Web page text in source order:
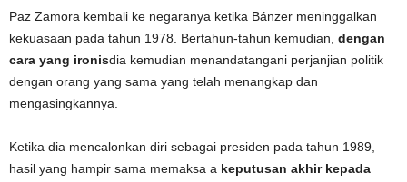
Paz Zamora kembali ke negaranya ketika Bánzer meninggalkan
kekuasaan pada tahun 1978. Bertahun-tahun kemudian, dengan
cara yang ironisdia kemudian menandatangani perjanjian politik
dengan orang yang sama yang telah menangkap dan
mengasingkannya.
Ketika dia mencalonkan diri sebagai presiden pada tahun 1989,
hasil yang hampir sama memaksa a keputusan akhir kepada